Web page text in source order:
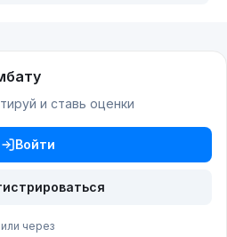
и ставь оценки
Войти
или через